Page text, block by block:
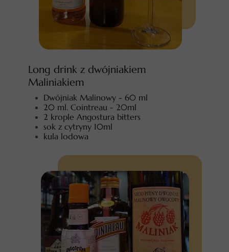
Long drink z dwójniakiem
Maliniakiem
Dwójniak Malinowy - 60 ml
20 ml. Cointreau - 20ml
2 krople Angostura bitters
sok z cytryny 10ml
kula lodowa